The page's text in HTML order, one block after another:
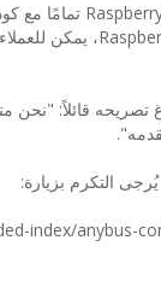
التكرم بزيارة:
index/anybus-